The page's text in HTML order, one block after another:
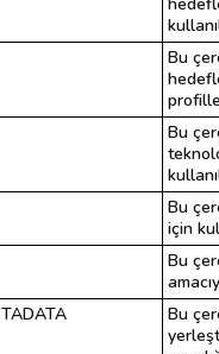
Bu
Bu
Bu
için
Bu
Bu